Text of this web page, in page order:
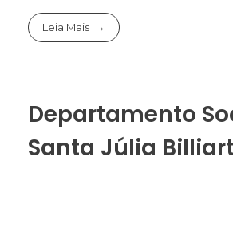
Leia Mais
Departamento
Santa Júlia Billiart